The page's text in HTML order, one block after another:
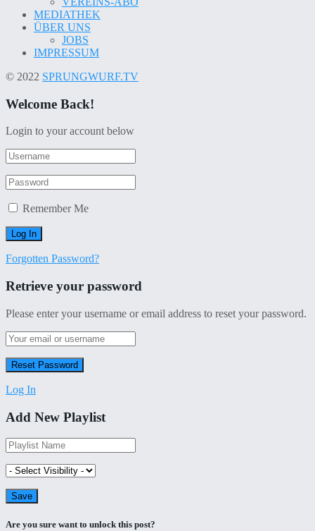
MEDIATHEK
ÜBER UNS
JOBS
IMPRESSUM
© 2022 SPRUNGWURF.TV
Welcome Back!
Login to your account below
Remember Me
Forgotten Password?
Retrieve your password
Please enter your username or email address to reset your password.
Log In
Add New Playlist
Are you sure want to unlock this post?